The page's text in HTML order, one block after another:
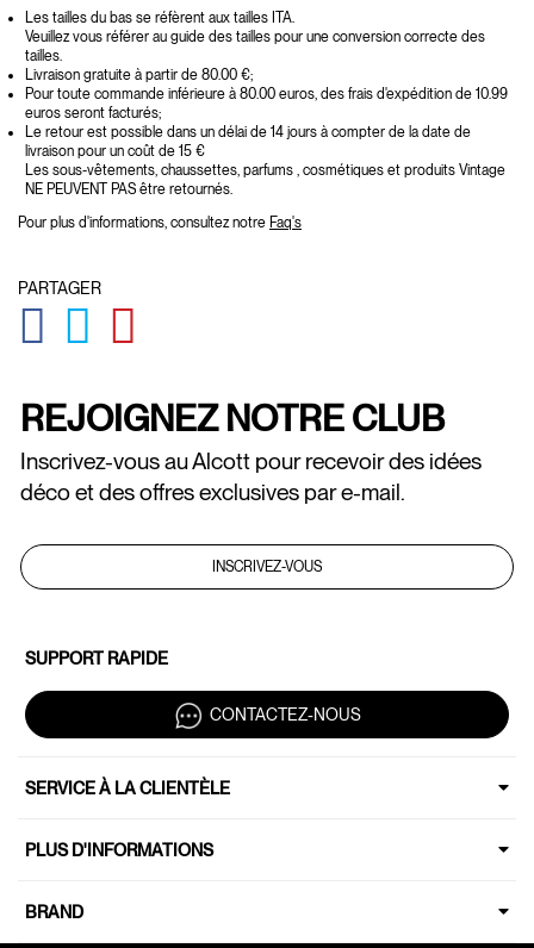
Les tailles du bas se réfèrent aux tailles ITA.
Veuillez vous référer au guide des tailles pour une conversion correcte des
tailles.
Livraison gratuite à partir de 80.00 €;
Pour toute commande inférieure à 80.00 euros, des frais d'expédition de 10.99
euros seront facturés;
Le retour est possible dans un délai de 14 jours à compter de la date de
livraison pour un coût de 15 €
Les sous-vêtements, chaussettes, parfums , cosmétiques et produits Vintage
NE PEUVENT PAS être retournés.
Pour plus d'informations, consultez notre Faq's
PARTAGER
GLOBAL.SOCIALSHARE.FACEBOOK
GLOBAL.SOCIALSHARE.TWITTER
REJOIGNEZ NOTRE CLUB
Inscrivez-vous au Alcott pour recevoir des idées
déco et des offres exclusives par e-mail.
INSCRIVEZ-VOUS
SUPPORT RAPIDE
CONTACTEZ-NOUS
SERVICE À LA CLIENTÈLE
PLUS D'INFORMATIONS
BRAND